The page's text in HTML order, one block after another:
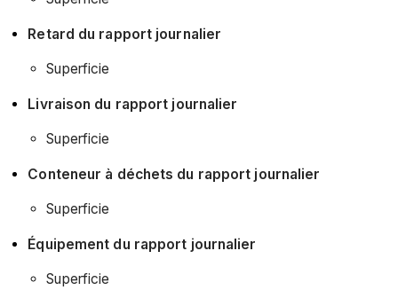
Retard du rapport journalier
Superficie
Livraison du rapport journalier
Superficie
Conteneur à déchets du rapport journalier
Superficie
Équipement du rapport journalier
Superficie